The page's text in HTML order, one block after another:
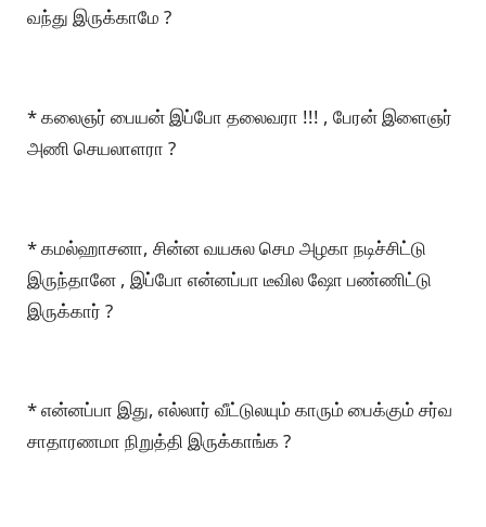
வந்து இருக்காமே ?
* கலைஞர் பையன் இப்போ தலைவரா !!! , பேரன் இளைஞர்
அணி செயலாளரா ?
* கமல்ஹாசனா, சின்ன வயசுல செம அழகா நடிச்சிட்டு
இருந்தானே , இப்போ என்னப்பா டீவில ஷோ பண்ணிட்டு
இருக்கார் ?
* என்னப்பா இது, எல்லார் வீட்டுலயும் காரும் பைக்கும் சர்வ
சாதாரணமா நிறுத்தி இருக்காங்க ?